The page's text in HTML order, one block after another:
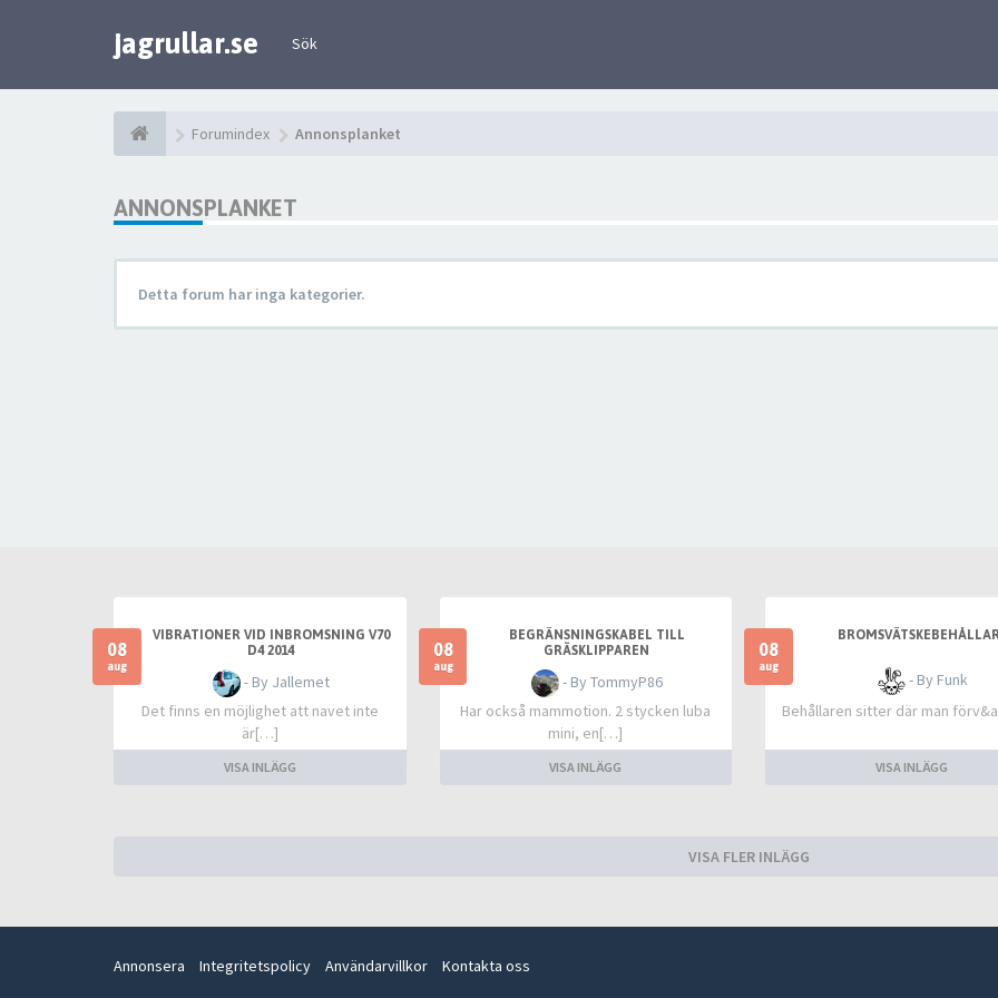
jagrullar.se Sök
Forumindex Annonsplanket
ANNONSPLANKET
Detta forum har inga kategorier.
08
aug
VIBRATIONER VID INBROMSNING V70
D4 2014
- By Jallemet
Det finns en möjlighet att navet inte
är[…]
VISA INLÄGG
08
aug
BEGRÄNSNINGSKABEL TILL
GRÄSKLIPPAREN
- By TommyP86
Har också mammotion. 2 stycken luba
mini, en[…]
VISA INLÄGG
08
aug
- By Funk
Behållaren sitter där man
VISA INLÄGG
VISA FLER INLÄGG
Annonsera Integritetspolicy Användarvillkor Kontakta oss